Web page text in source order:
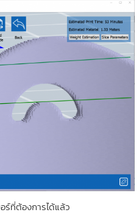
ร์ที่ต้องการได้แล้ว